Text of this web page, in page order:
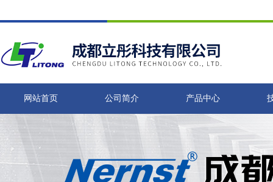
网站首页 公司简介 产品中心